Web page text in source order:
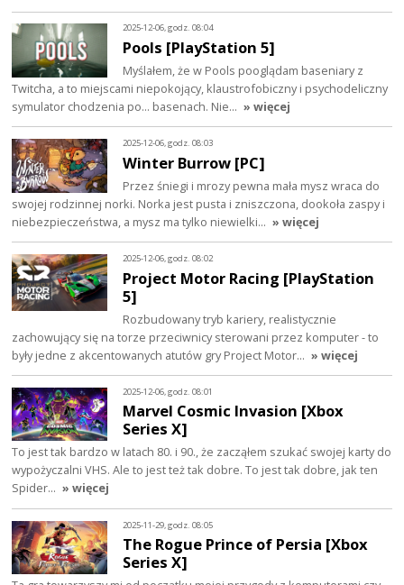
2025-12-06, godz. 08:04
Pools [PlayStation 5]
Myślałem, że w Pools pooglądam baseniary z
Twitcha, a to miejscami niepokojący, klaustrofobiczny i psychodeliczny
symulator chodzenia po... basenach. Nie… » więcej
2025-12-06, godz. 08:03
Winter Burrow [PC]
Przez śniegi i mrozy pewna mała mysz wraca do
swojej rodzinnej norki. Norka jest pusta i zniszczona, dookoła zaspy i
niebezpieczeństwa, a mysz ma tylko niewielki… » więcej
2025-12-06, godz. 08:02
Project Motor Racing [PlayStation
5]
Rozbudowany tryb kariery, realistycznie
zachowujący się na torze przeciwnicy sterowani przez komputer - to
były jedne z akcentowanych atutów gry Project Motor… » więcej
2025-12-06, godz. 08:01
Marvel Cosmic Invasion [Xbox
Series X]
To jest tak bardzo w latach 80. i 90., że zacząłem szukać swojej karty do
wypożyczalni VHS. Ale to jest też tak dobre. To jest tak dobre, jak ten
Spider… » więcej
2025-11-29, godz. 08:05
The Rogue Prince of Persia [Xbox
Series X]